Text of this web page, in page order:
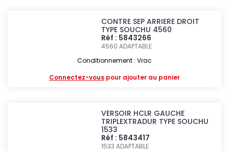
CONTRE SEP ARRIERE DROIT
TYPE SOUCHU 4560
Réf : 5843266
4560ADAPTABLE
Conditionnement : Vrac
Connectez-vous pour ajouter au panier
VERSOIR HCLR GAUCHE
TRIPLEXTRADUR TYPE SOUCHU
1533
Réf : 5843417
1533ADAPTABLE